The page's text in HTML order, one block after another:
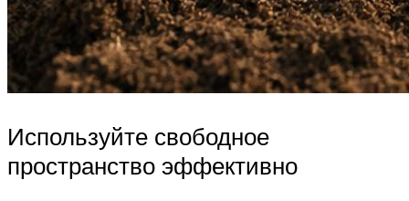
Используйте свободное
пространство эффективно